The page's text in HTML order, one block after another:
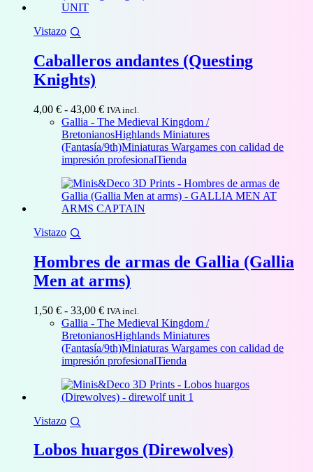
Vistazo
Caballeros andantes (Questing
Knights)
4,00 € - 43,00 €Rango
de
precios:
desde
4,00 €
43,00 €
IVA incl.
Gallia - The Medieval Kingdom /
BretonianosHighlands Miniatures
(Fantasía/9th)Miniaturas Wargames con calidad de
impresión profesionalTienda
Vistazo
Hombres de armas de Gallia (Gallia
Men at arms)
1,50 € - 33,00 €Rango
de
precios:
desde
1,50 €
33,00 €
IVA incl.
Gallia - The Medieval Kingdom /
BretonianosHighlands Miniatures
(Fantasía/9th)Miniaturas Wargames con calidad de
impresión profesionalTienda
Vistazo
Lobos huargos (Direwolves)